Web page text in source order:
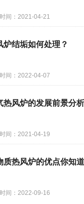
间：2021-04-21
炉结垢如何处理？
间：2022-04-07
热风炉的发展前景分析
间：2021-04-19
质热风炉的优点你知
间：2022-09-16